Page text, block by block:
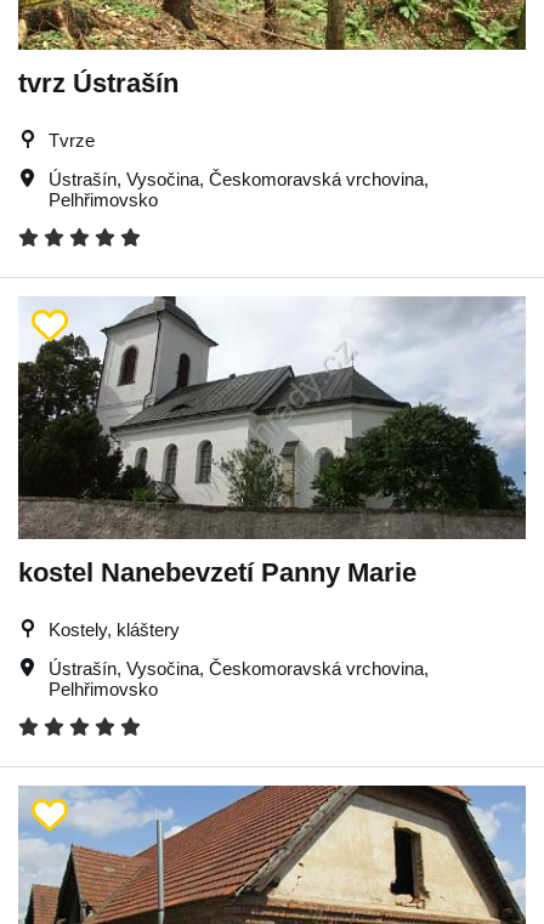
tvrz Ústrašín
Tvrze
Ústrašín, Vysočina, Českomoravská vrchovina,
Pelhřimovsko
kostel Nanebevzetí Panny Marie
Kostely, kláštery
Ústrašín, Vysočina, Českomoravská vrchovina,
Pelhřimovsko